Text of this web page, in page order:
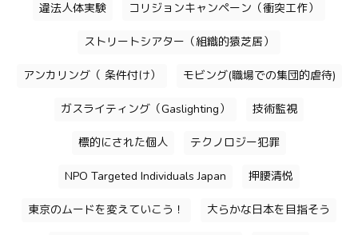
違法人体実験 コリジョンキャンペーン（衝突工作）
ストリートシアター（組織的猿芝居）
アンカリング（ 条件付け） モビング(職場での集団的虐待)
ガスライティング（Gaslighting） 技術監視
標的にされた個人 テクノロジー犯罪
NPO Targeted Individuals Japan 押腰清悦
東京のムードを変えていこう！ 大らかな日本を目指そう